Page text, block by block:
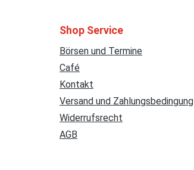
Shop Service
Börsen und Termine
Café
Kontakt
Versand und Zahlungsbedingung
Widerrufsrecht
AGB